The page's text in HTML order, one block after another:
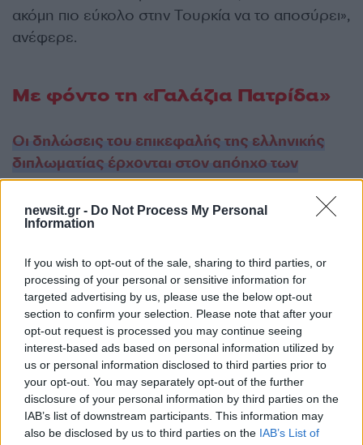
newsit.gr - Do Not Process My Personal
Information
If you wish to opt-out of the sale, sharing to third parties, or
processing of your personal or sensitive information for
targeted advertising by us, please use the below opt-out
section to confirm your selection. Please note that after your
opt-out request is processed you may continue seeing
interest-based ads based on personal information utilized by
us or personal information disclosed to third parties prior to
your opt-out. You may separately opt-out of the further
disclosure of your personal information by third parties on the
IAB’s list of downstream participants. This information may
also be disclosed by us to third parties on the IAB’s List of
ακόμη πιο εύκολο στην Τουρκία να το αποσύρει»,
ανέφερε.
Με φόντο τη «Γαλάζια Πατρίδα»
Οι δηλώσεις του επικεφαλής της ελληνικής
διπλωματίας έρχονται στον απόηχο των
τοποθετήσεων Ερντογάν από τη Σύνοδο
Κορυφής του ΝΑΤΟ. Ο Τούρκος πρόεδρος
επιχείρησε να χαμηλώσει τους τόνους γύρω από
σχεδόν το σύνολο του τουρκικού λαού και ότι
δεν υπάρχει λόγος να απασχολεί τις δύο
κοινωνίες. Την ίδια στιγμή, όμως, επανέφερε τη
«Γαλάζια Πατρίδα» ως βασικό στοιχείο της
τουρκικής πολιτικής.
ΔΙΑΦΗΜΙΣΗ